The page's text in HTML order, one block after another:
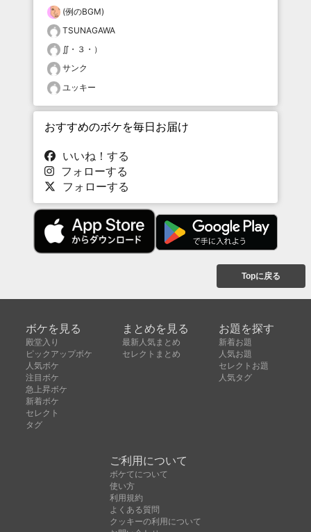
(例のBGM)
TSUNAGAWA
∬・３・）
サンク
ユッキー
おすすめのボケを毎日お届け
いいね！する
フォローする
フォローする
Topに戻る
ボケを見る
殿堂入り
ピックアップボケ
人気ボケ
注目ボケ
急上昇ボケ
新着ボケ
セレクト
タグ
まとめを見る
最新人気まとめ
セレクトまとめ
お題を探す
新着お題
人気お題
セレクトお題
人気タグ
ご利用について
ボケてについて
使い方
利用規約
よくある質問
クッキーの利用について